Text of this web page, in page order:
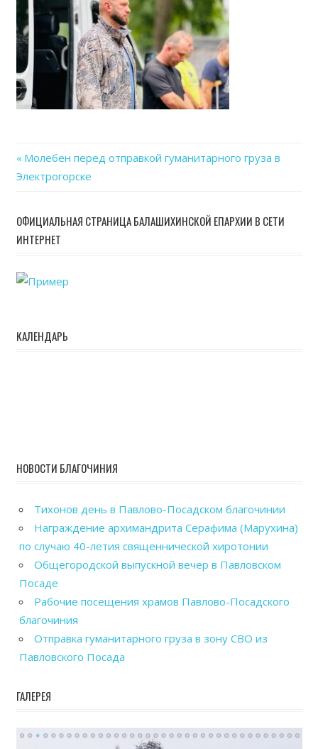
Навигация
записям
Previous
Post:
Молебен перед отправкой гуманитарного груза в
Электрогорске
ОФИЦИАЛЬНАЯ СТРАНИЦА БАЛАШИХИНСКОЙ ЕПАРХИИ В СЕТИ
ИНТЕРНЕТ
КАЛЕНДАРЬ
НОВОСТИ БЛАГОЧИНИЯ
Тихонов день в Павлово-Посадском благочинии
Награждение архимандрита Серафима (Марухина)
по случаю 40-летия священнической хиротонии
Общегородской выпускной вечер в Павловском
Посаде
Рабочие посещения храмов Павлово-Посадского
благочиния
Отправка гуманитарного груза в зону СВО из
Павловского Посада
ГАЛЕРЕЯ